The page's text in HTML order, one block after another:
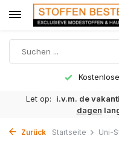
Let op: i.v.m. de
dagen
Zurück Startseite Uni-